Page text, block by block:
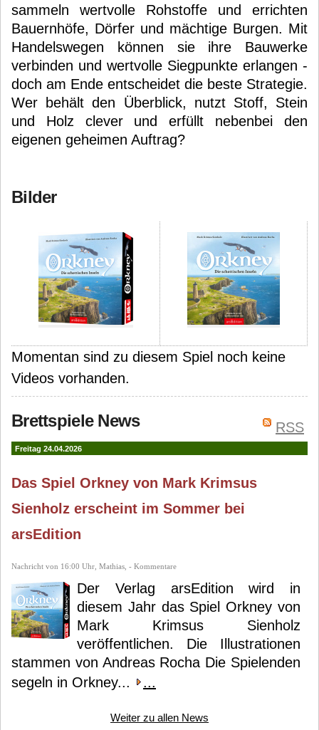
sammeln wertvolle Rohstoffe und errichten
Bauernhöfe, Dörfer und mächtige Burgen. Mit
Handelswegen können sie ihre Bauwerke
verbinden und wertvolle Siegpunkte erlangen -
doch am Ende entscheidet die beste Strategie.
Wer behält den Überblick, nutzt Stoff, Stein
und Holz clever und erfüllt nebenbei den
eigenen geheimen Auftrag?
Bilder
Momentan sind zu diesem Spiel noch keine
Videos vorhanden.
RSS
Brettspiele News
Freitag 24.04.2026
Das Spiel Orkney von Mark Krimsus
Sienholz erscheint im Sommer bei
arsEdition
Nachricht von 16:00 Uhr, Mathias, - Kommentare
Der Verlag arsEdition wird in
diesem Jahr das Spiel Orkney von
Mark Krimsus Sienholz
veröffentlichen. Die Illustrationen
stammen von Andreas Rocha Die Spielenden
segeln in Orkney...
...
Weiter zu allen News